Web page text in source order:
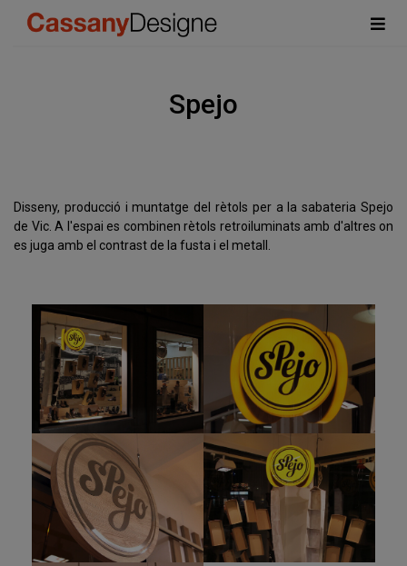
Spejo
Disseny, producció i muntatge del rètols per a la sabateria Spejo
de Vic. A l'espai es combinen rètols retroiluminats amb d'altres on
es juga amb el contrast de la fusta i el metall.